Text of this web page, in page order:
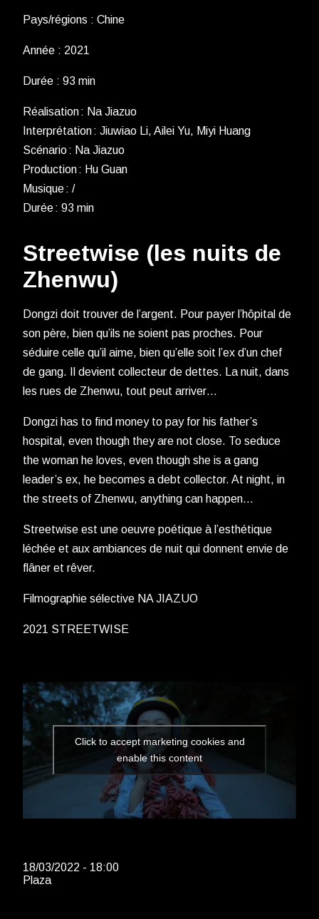
Pays/régions : Chine
Année : 2021
Durée : 93 min
Réalisation : Na Jiazuo
Interprétation : Jiuwiao Li, Ailei Yu, Miyi Huang
Scénario : Na Jiazuo
Production : Hu Guan
Musique : /
Durée : 93 min
Streetwise (les nuits de
Zhenwu)
Dongzi doit trouver de l’argent. Pour payer l’hôpital de
son père, bien qu’ils ne soient pas proches. Pour
séduire celle qu’il aime, bien qu’elle soit l’ex d’un chef
de gang. Il devient collecteur de dettes. La nuit, dans
les rues de Zhenwu, tout peut arriver…
Dongzi has to find money to pay for his father’s
hospital, even though they are not close. To seduce
the woman he loves, even though she is a gang
leader’s ex, he becomes a debt collector. At night, in
the streets of Zhenwu, anything can happen…
Streetwise est une oeuvre poétique à l’esthétique
léchée et aux ambiances de nuit qui donnent envie de
flâner et rêver.
Filmographie sélective NA JIAZUO
2021 STREETWISE
Click to accept marketing cookies and
enable this content
18/03/2022 - 18:00
Plaza